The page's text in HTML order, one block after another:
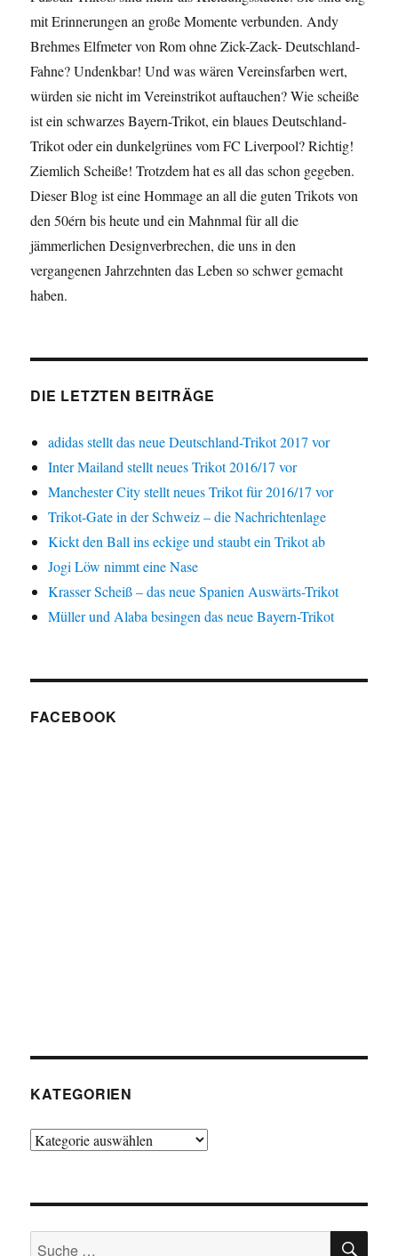
mit Erinnerungen an große Momente verbunden. Andy
Brehmes Elfmeter von Rom ohne Zick-Zack- Deutschland-
Fahne? Undenkbar! Und was wären Vereinsfarben wert,
würden sie nicht im Vereinstrikot auftauchen? Wie scheiße
ist ein schwarzes Bayern-Trikot, ein blaues Deutschland-
Trikot oder ein dunkelgrünes vom FC Liverpool? Richtig!
Ziemlich Scheiße! Trotzdem hat es all das schon gegeben.
Dieser Blog ist eine Hommage an all die guten Trikots von
den 50érn bis heute und ein Mahnmal für all die
jämmerlichen Designverbrechen, die uns in den
vergangenen Jahrzehnten das Leben so schwer gemacht
haben.
DIE LETZTEN BEITRÄGE
adidas stellt das neue Deutschland-Trikot 2017 vor
Inter Mailand stellt neues Trikot 2016/17 vor
Manchester City stellt neues Trikot für 2016/17 vor
Trikot-Gate in der Schweiz – die Nachrichtenlage
Kickt den Ball ins eckige und staubt ein Trikot ab
Jogi Löw nimmt eine Nase
Krasser Scheiß – das neue Spanien Auswärts-Trikot
Müller und Alaba besingen das neue Bayern-Trikot
FACEBOOK
KATEGORIEN
Kategorien
Suche